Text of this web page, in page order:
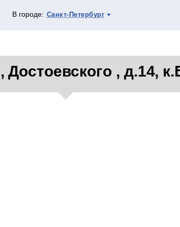
В городе: Санкт-Петербург
, Достоевского , д.14,